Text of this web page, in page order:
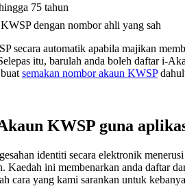
75 tahun
dengan nombor ahli yang sah
secara automatik apabila majikan
itu, barulah anda boleh daftar i-
semakan nombor akaun KWSP
KWSP guna
identiti secara elektronik
ini membenarkan anda daftar
cara yang kami sarankan untuk